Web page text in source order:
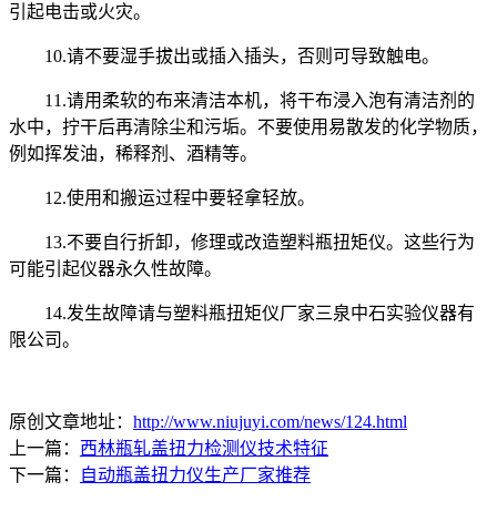
引起电击或火灾。
10.请不要湿手拔出或插入插头，否则可导致触电。
11.请用柔软的布来清洁本机，将干布浸入泡有清洁剂的
水中，拧干后再清除尘和污垢。不要使用易散发的化学物质，
例如挥发油，稀释剂、酒精等。
12.使用和搬运过程中要轻拿轻放。
13.不要自行折卸，修理或改造塑料瓶扭矩仪。这些行为
可能引起仪器永久性故障。
14.发生故障请与塑料瓶扭矩仪厂家三泉中石实验仪器有
限公司。
原创文章地址： http://www.niujuyi.com/news/124.html
上一篇： 西林瓶轧盖扭力检测仪技术特征
下一篇：
自动瓶盖扭力仪生产厂家推荐